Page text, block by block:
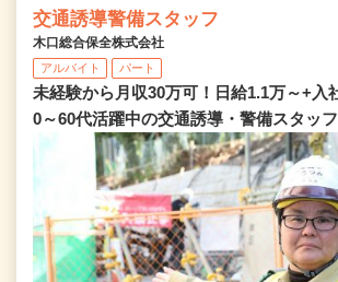
交通誘導警備スタッフ
木口総合保全株式会社
アルバイト パート
未経験から月収30万可！日給1.1万～+入
0～60代活躍中の交通誘導・警備スタッフ